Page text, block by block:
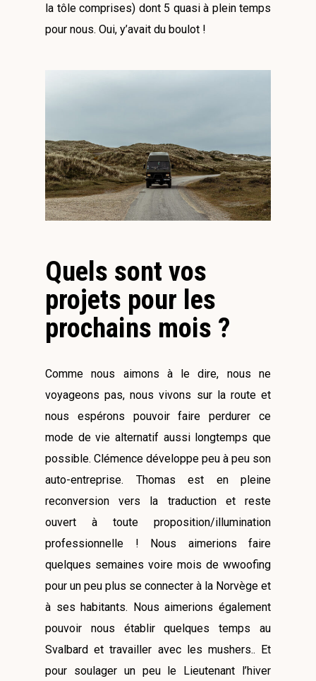
la tôle comprises) dont 5 quasi à plein temps
pour nous. Oui, y’avait du boulot !
Quels sont vos
projets pour les
prochains mois ?
Comme nous aimons à le dire, nous ne
voyageons pas, nous vivons sur la route et
nous espérons pouvoir faire perdurer ce
mode de vie alternatif aussi longtemps que
possible. Clémence développe peu à peu son
auto-entreprise. Thomas est en pleine
reconversion vers la traduction et reste
ouvert à toute proposition/illumination
professionnelle ! Nous aimerions faire
quelques semaines voire mois de wwoofing
pour un peu plus se connecter à la Norvège et
à ses habitants. Nous aimerions également
pouvoir nous établir quelques temps au
Svalbard et travailler avec les mushers.. Et
pour soulager un peu le Lieutenant l’hiver